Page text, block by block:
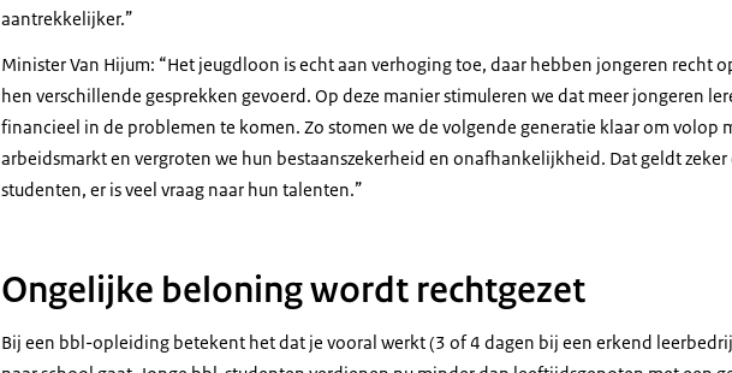
aantrekkelijker.”
Minister Van Hijum: “Het jeugdloon is echt aan verhoging toe, daar hebben jongeren recht
hen verschillende gesprekken gevoerd. Op deze manier stimuleren we dat meer jongeren
financieel in de problemen te komen. Zo stomen we de volgende generatie klaar om volop
arbeidsmarkt en vergroten we hun bestaanszekerheid en onafhankelijkheid. Dat geldt
studenten, er is veel vraag naar hun talenten.”
Ongelijke beloning wordt rechtgezet
Bij een bbl-opleiding betekent het dat je vooral werkt (3 of 4 dagen bij een erkend